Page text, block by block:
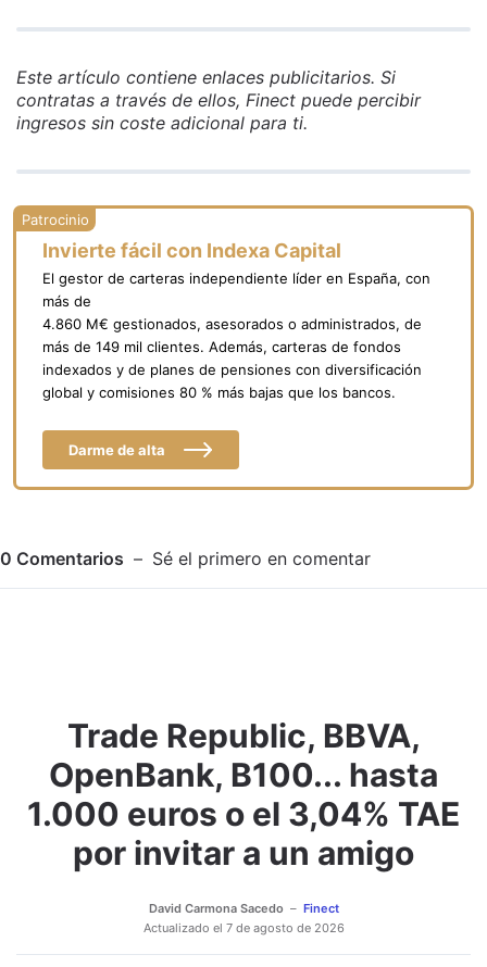
Este artículo contiene enlaces publicitarios. Si
contratas a través de ellos, Finect puede percibir
ingresos sin coste adicional para ti.
Invierte fácil con Indexa Capital
El gestor de carteras independiente líder en España, con
más de
4.860 M€ gestionados, asesorados o administrados, de
más de 149 mil clientes. Además, carteras de fondos
indexados y de planes de pensiones con diversificación
global y comisiones 80 % más bajas que los bancos.
Darme de alta
0 Comentarios Sé el primero en comentar
Adjuntar imagen Comentar
Trade Republic, BBVA,
OpenBank, B100... hasta
1.000 euros o el 3,04% TAE
por invitar a un amigo
David Carmona Sacedo
Finect
Actualizado el 7 de agosto de 2026